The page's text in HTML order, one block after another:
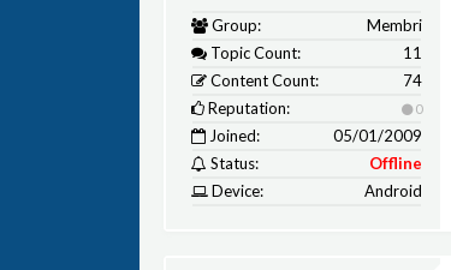
Group:
Membri
Topic Count:
11
Content Count:
74
Reputation:
0
Joined:
05/01/2009
Status:
Offline
Device:
Android